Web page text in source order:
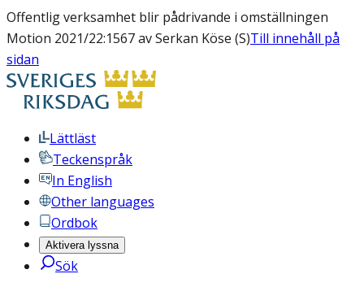
Offentlig verksamhet blir pådrivande i omställningen
Motion 2021/22:1567 av Serkan Köse (S)Till innehåll på
sidan
Lättläst
Teckenspråk
In English
Other languages
Ordbok
Aktivera lyssna
Sök